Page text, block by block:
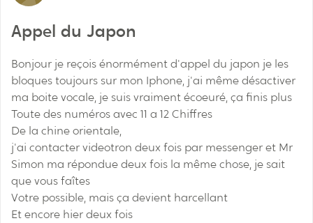
Appel du Japon
Bonjour je reçois énormément d'appel du japon je les
bloques toujours sur mon Iphone, j'ai même désactiver
ma boite vocale, je suis vraiment écoeuré, ça finis plus
Toute des numéros avec 11 a 12 Chiffres
De la chine orientale,
j'ai contacter videotron deux fois par messenger et Mr
Simon ma répondue deux fois la même chose, je sait
que vous faîtes
Votre possible, mais ça devient harcellant
Et encore hier deux fois